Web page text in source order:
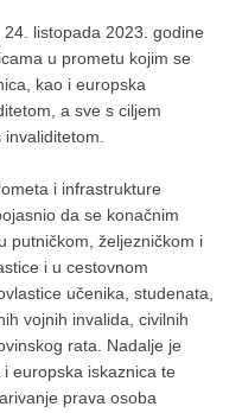
listopada 2023. godine
u prometu kojim se
kao i europska
a sve s ciljem
i infrastrukture
da se konačnim
putničkom, željezničkom i
i u cestovnom
učenika, studenata,
vojnih invalida, civilnih
rata. Nadalje je
europska iskaznica te
prava osoba